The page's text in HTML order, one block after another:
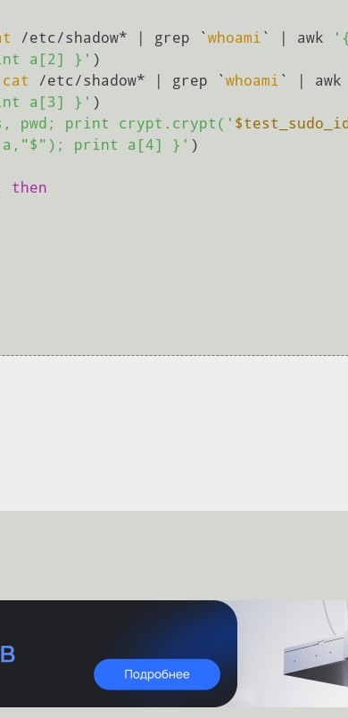
/etc/shadow* | grep `whoami ` | awk
a[2] }' )
cat /etc/shadow* | grep `whoami ` | awk
a[3] }' )
pwd; print crypt.crypt('
print a[4] }' )
then